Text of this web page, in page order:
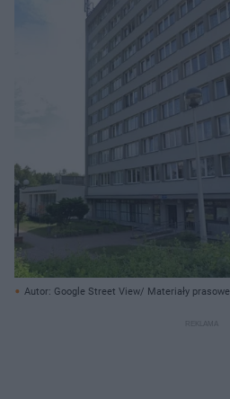
Autor: Google Street View/ Materiały prasowe